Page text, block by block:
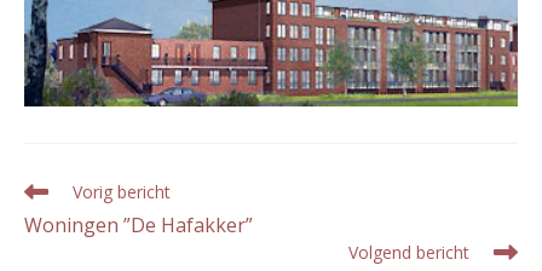
Lees
artikelen
Vorig bericht
Woningen ”De Hafakker”
Volgend bericht